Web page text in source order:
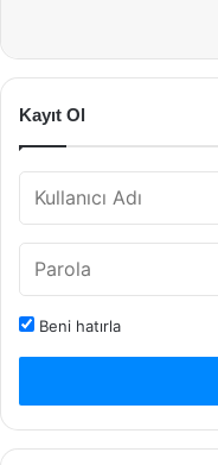
Kayıt Ol
Beni hatırla